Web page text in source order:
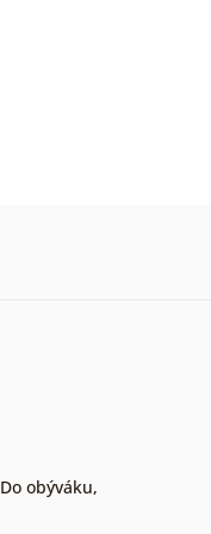
Do obýváku,